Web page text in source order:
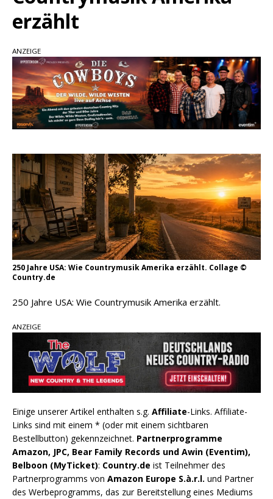
pez veröffentlicht neue Single „Late Night
Randy Travis veröffentlicht mit „I Don’t Care“
einen weiteren Schatz aus dem Archiv
Ben Gallaher kehrt zu seinen Wurzeln zurück –
„Taylor Gold“ zeigt die Kraft der Akustik
erzählt
ANZEIGE
250 Jahre USA: Wie Countrymusik Amerika erzählt. Collage ©
Country.de
250 Jahre USA: Wie Countrymusik Amerika erzählt.
ANZEIGE
Einige unserer Artikel enthalten s.g. Affiliate-Links. Affiliate-
Links sind mit einem * (oder mit einem sichtbaren
Bestellbutton) gekennzeichnet. Partnerprogramme
Amazon, JPC, Bear Family Records und Awin (Eventim),
Belboon (MyTicket): Country.de ist Teilnehmer des
Partnerprogramms von Amazon Europe S.à.r.l. und Partner
des Werbeprogramms, das zur Bereitstellung eines Mediums